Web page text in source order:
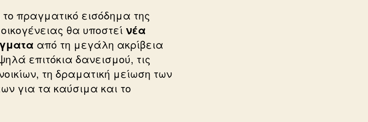
το πραγματικό εισόδημα της
θα υποστεί νέα
από τη μεγάλη ακρίβεια
επιτόκια δανεισμού, τις
τη δραματική μείωση των
για τα καύσιμα και το